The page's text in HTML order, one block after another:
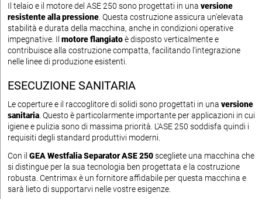
Il telaio e il motore del ASE 250 sono progettati in una versione
resistente alla pressione . Questa costruzione assicura un'elevata
stabilità e durata della macchina, anche in condizioni operative
impegnative. Il motore flangiatoè disposto verticalmente e
contribuisce alla costruzione compatta, facilitando l'integrazione
nelle linee di produzione esistenti.
ESECUZIONE SANITARIA
Le coperture e il raccoglitore di solidi sono progettati in una versione
sanitaria . Questo è particolarmente importante per applicazioni in cui
igiene e pulizia sono di massima priorità. L'ASE 250 soddisfa quindi i
requisiti degli standard produttivi moderni.
Con il GEA Westfalia Separator ASE 250scegliete una macchina che
si distingue per la sua tecnologia ben progettata e la costruzione
robusta. Centrimax è un fornitore affidabile per questa macchina e
sarà lieto di supportarvi nelle vostre esigenze.